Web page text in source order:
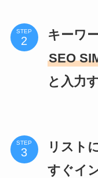
STEP
キーワ
SEO
と入力
STEP
リスト
すぐイ